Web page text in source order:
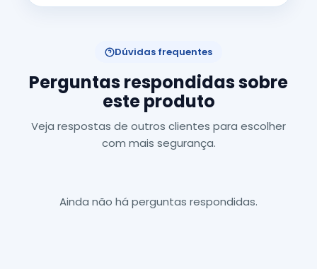
Dúvidas frequentes
Perguntas respondidas sobre
este produto
Veja respostas de outros clientes para escolher
com mais segurança.
Ainda não há perguntas respondidas.